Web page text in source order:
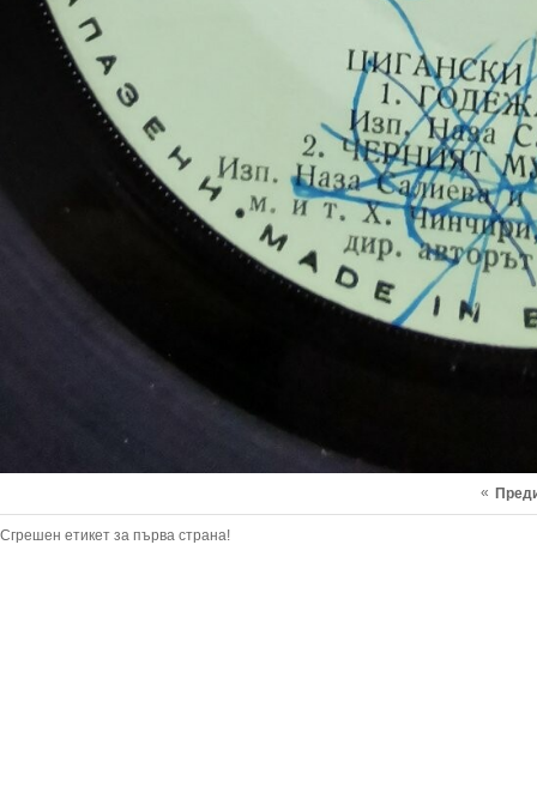
«
Сгрешен етикет за първа страна!